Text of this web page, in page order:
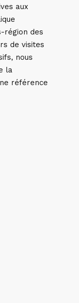
aux
région des
de visites
nous
la
référence